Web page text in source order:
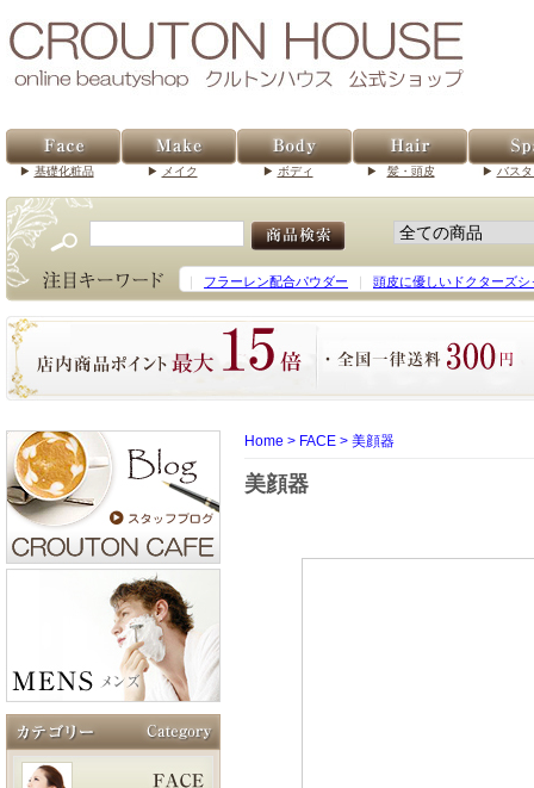
基礎化粧品 メイク ボディ 髪・頭皮 バス
フラーレン配合パウダー 頭皮に優しいドクターズシ
Home > FACE > 美顔器
美顔器